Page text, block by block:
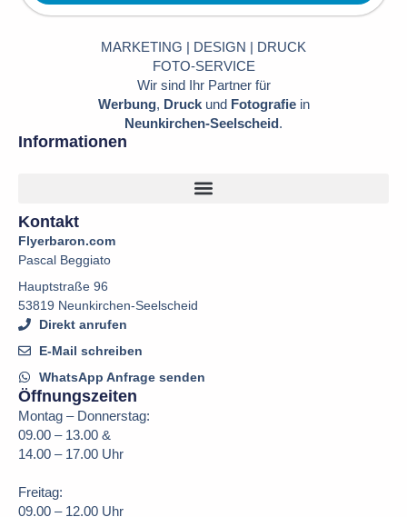
MARKETING | DESIGN | DRUCK
FOTO-SERVICE
Wir sind Ihr Partner für
Werbung, Druckund Fotografiein
Neunkirchen-Seelscheid.
Informationen
Kontakt
Flyerbaron.com
Pascal Beggiato
Hauptstraße 96
53819 Neunkirchen-Seelscheid
Direkt anrufen
E-Mail schreiben
WhatsApp Anfrage senden
Öffnungszeiten
Montag – Donnerstag:
09.00 – 13.00 &
14.00 – 17.00 Uhr
Freitag:
09.00 – 12.00 Uhr